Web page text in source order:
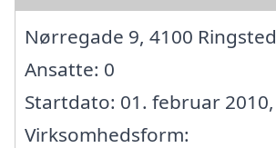
Nørregade 9, 4100 Ringsted
Ansatte: 0
Startdato: 01. februar 2010,
Virksomhedsform: